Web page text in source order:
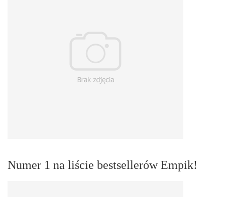
Numer 1 na liście bestsellerów Empik!